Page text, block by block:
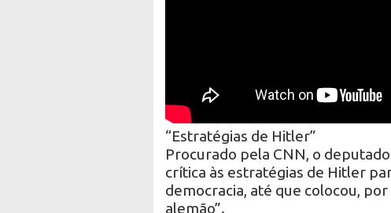
“Estratégias de Hitler”
Procurado pela CNN, o
crítica às estratégias de Hitler
democracia, até que colocou,
alemão”.